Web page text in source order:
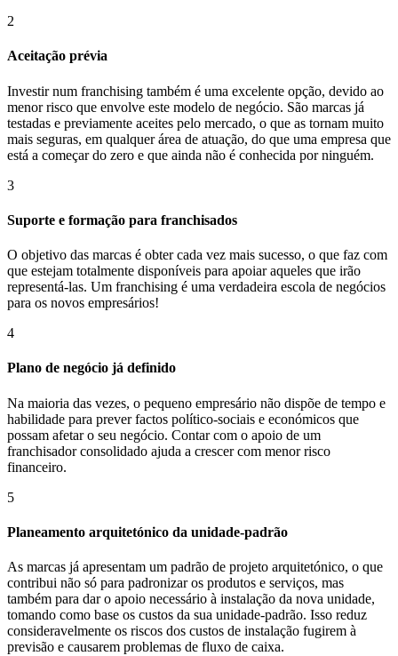
2
Aceitação prévia
Investir num franchising também é uma excelente opção, devido ao
menor risco que envolve este modelo de negócio. São marcas já
testadas e previamente aceites pelo mercado, o que as tornam muito
mais seguras, em qualquer área de atuação, do que uma empresa que
está a começar do zero e que ainda não é conhecida por ninguém.
3
Suporte e formação para franchisados
O objetivo das marcas é obter cada vez mais sucesso, o que faz com
que estejam totalmente disponíveis para apoiar aqueles que irão
representá-las. Um franchising é uma verdadeira escola de negócios
para os novos empresários!
4
Plano de negócio já definido
Na maioria das vezes, o pequeno empresário não dispõe de tempo e
habilidade para prever factos político-sociais e económicos que
possam afetar o seu negócio. Contar com o apoio de um
franchisador consolidado ajuda a crescer com menor risco
financeiro.
5
Planeamento arquitetónico da unidade-padrão
As marcas já apresentam um padrão de projeto arquitetónico, o que
contribui não só para padronizar os produtos e serviços, mas
também para dar o apoio necessário à instalação da nova unidade,
tomando como base os custos da sua unidade-padrão. Isso reduz
consideravelmente os riscos dos custos de instalação fugirem à
previsão e causarem problemas de fluxo de caixa.